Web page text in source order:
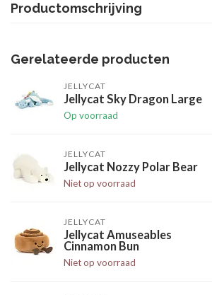
Productomschrijving
Gerelateerde producten
JELLYCAT
Jellycat Sky Dragon Large
Op voorraad
JELLYCAT
Jellycat Nozzy Polar Bear
Niet op voorraad
JELLYCAT
Jellycat Amuseables
Cinnamon Bun
Niet op voorraad